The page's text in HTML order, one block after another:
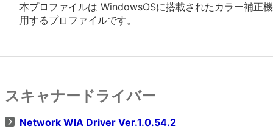
本プロファイルは WindowsOSに搭載されたカラー補正
用するプロファイルです。
スキャナードライバー
Network WIA Driver Ver.1.0.54.2